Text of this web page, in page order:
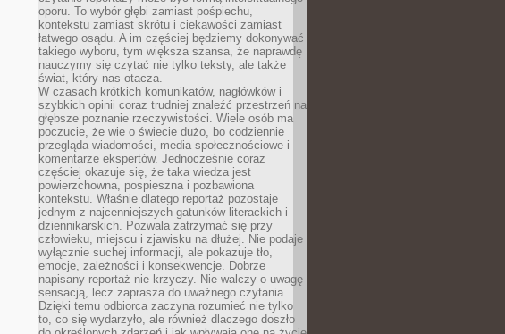
oporu. To wybór głębi zamiast pośpiechu,
kontekstu zamiast skrótu i ciekawości zamiast
łatwego osądu. A im częściej będziemy dokonywać
takiego wyboru, tym większa szansa, że naprawdę
nauczymy się czytać nie tylko teksty, ale także
świat, który nas otacza.
W czasach krótkich komunikatów, nagłówków i
szybkich opinii coraz trudniej znaleźć przestrzeń na
głębsze poznanie rzeczywistości. Wiele osób ma
poczucie, że wie o świecie dużo, bo codziennie
przegląda wiadomości, media społecznościowe i
komentarze ekspertów. Jednocześnie coraz
częściej okazuje się, że taka wiedza jest
powierzchowna, pospieszna i pozbawiona
kontekstu. Właśnie dlatego reportaż pozostaje
jednym z najcenniejszych gatunków literackich i
dziennikarskich. Pozwala zatrzymać się przy
człowieku, miejscu i zjawisku na dłużej. Nie podaje
wyłącznie suchej informacji, ale pokazuje tło,
emocje, zależności i konsekwencje. Dobrze
napisany reportaż nie krzyczy. Nie walczy o uwagę
sensacją, lecz zaprasza do uważnego czytania.
Dzięki temu odbiorca zaczyna rozumieć nie tylko
to, co się wydarzyło, ale również dlaczego doszło